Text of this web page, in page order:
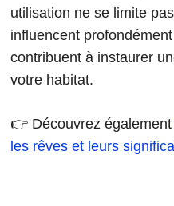
utilisation ne se limite
influencent
contribuent à instaurer
votre habitat.
👉 Découvrez également
les rêves et leurs